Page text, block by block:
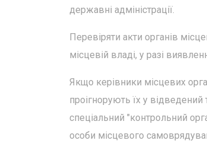
державні адміністрації.
Перевіряти акти органів
місцевій владі, у разі
Якщо керівники місцевих
проігнорують їх у
спеціальний "контрольний
особи місцевого